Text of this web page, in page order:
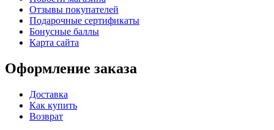
Отзывы покупателей
Подарочные сертификаты
Бонусные баллы
Карта сайта
Оформление заказа
Доставка
Как купить
Возврат